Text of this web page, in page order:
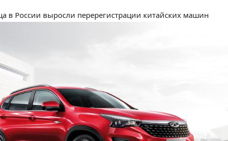
в России выросли перерегистрации китайских машин